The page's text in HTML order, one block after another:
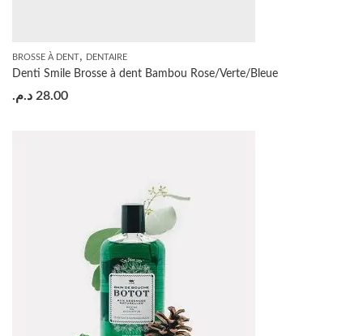
BROSSE À DENT, DENTAIRE
Denti Smile Brosse à dent Bambou Rose/Verte/Bleue
28.00 د.م.